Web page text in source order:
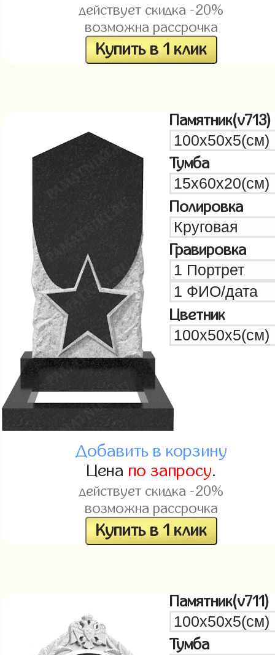
действует скидка -20%
возможна рассрочка
Купить в 1 клик
Памятник(v713)
Тумба
Полировка
Гравировка
Цветник
Добавить в корзину
Цена по запросу.
действует скидка -20%
возможна рассрочка
Купить в 1 клик
Памятник(v711)
Тумба